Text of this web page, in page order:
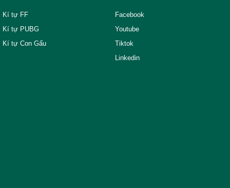
Kí tự FF
Kí tự PUBG
Kí tự Con Gấu
Facebook
Youtube
Tiktok
Linkedin